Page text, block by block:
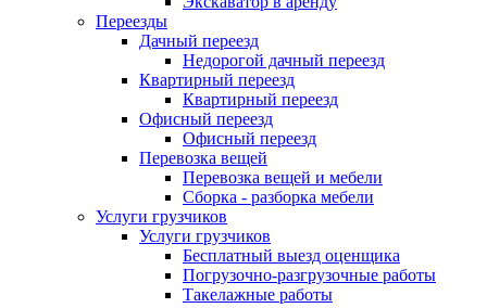
Переезды
Дачный переезд
Недорогой дачный переезд
Квартирный переезд
Квартирный переезд
Офисный переезд
Офисный переезд
Перевозка вещей
Перевозка вещей и мебели
Сборка - разборка мебели
Услуги грузчиков
Услуги грузчиков
Бесплатный выезд оценщика
Погрузочно-разгрузочные работы
Такелажные работы